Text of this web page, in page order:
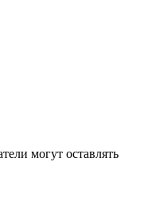
могут оставлять